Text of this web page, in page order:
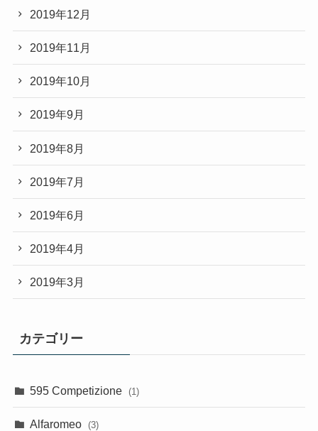
2019年12月
2019年11月
2019年10月
2019年9月
2019年8月
2019年7月
2019年6月
2019年4月
2019年3月
カテゴリー
595 Competizione (1)
Alfaromeo (3)